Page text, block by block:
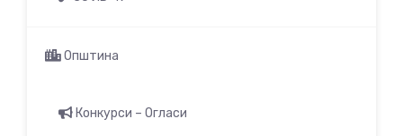
Општина
Конкурси – Огласи